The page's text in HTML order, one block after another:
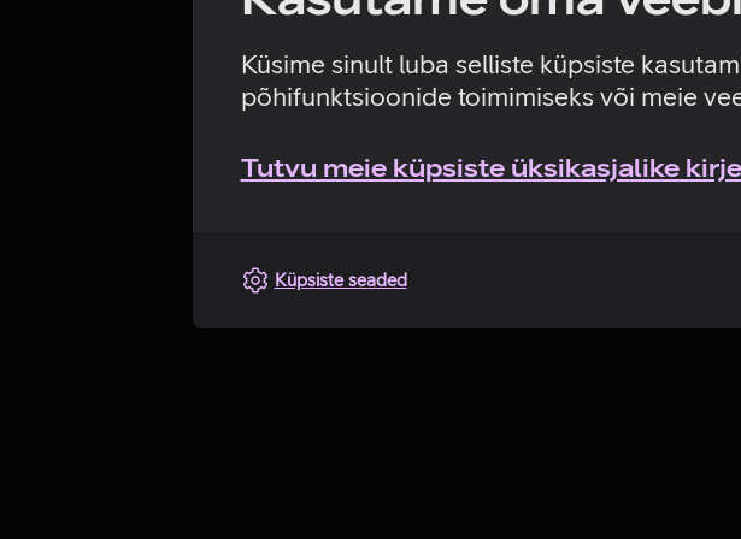
Küsime sinult luba selliste küpsiste
põhifunktsioonide toimimiseks või meie
Tutvu meie küpsiste üksikasjalike
Küpsiste seaded